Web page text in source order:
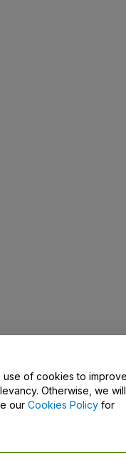
use of cookies to
Otherwise, we will
our Cookies Policy for